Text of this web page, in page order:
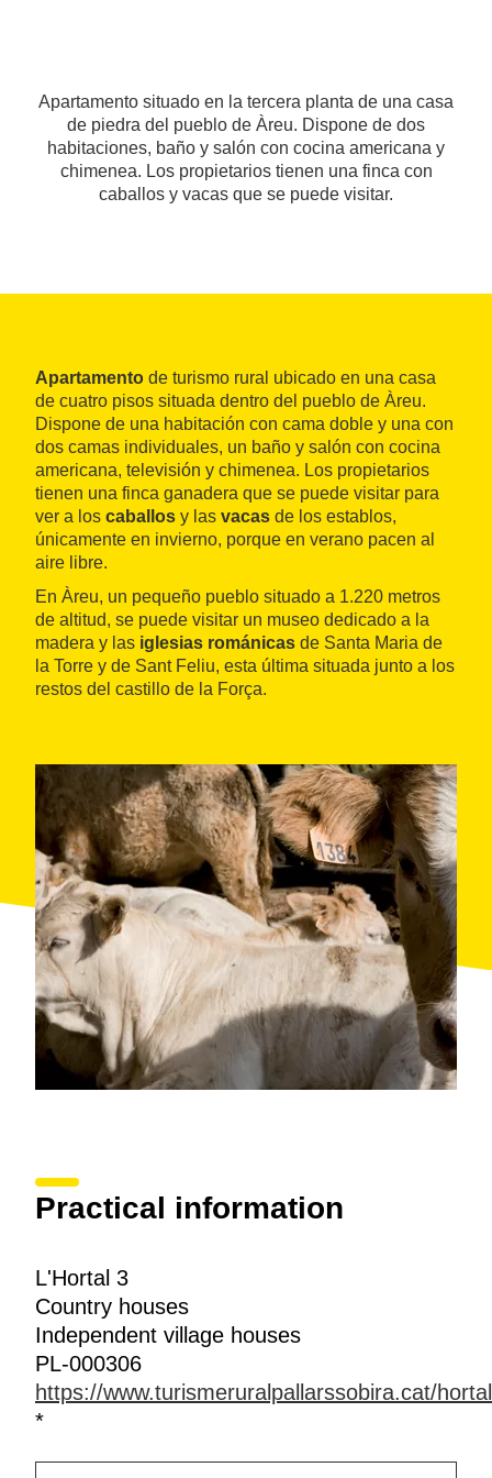
Apartamento situado en la tercera planta de una casa
de piedra del pueblo de Àreu. Dispone de dos
habitaciones, baño y salón con cocina americana y
chimenea. Los propietarios tienen una finca con
caballos y vacas que se puede visitar.
Apartamento de turismo rural ubicado en una casa
de cuatro pisos situada dentro del pueblo de Àreu.
Dispone de una habitación con cama doble y una con
dos camas individuales, un baño y salón con cocina
americana, televisión y chimenea. Los propietarios
tienen una finca ganadera que se puede visitar para
ver a los caballos y las vacas de los establos,
únicamente en invierno, porque en verano pacen al
aire libre.
En Àreu, un pequeño pueblo situado a 1.220 metros
de altitud, se puede visitar un museo dedicado a la
madera y las iglesias románicas de Santa Maria de
la Torre y de Sant Feliu, esta última situada junto a los
restos del castillo de la Força.
Practical information
L'Hortal 3
Country houses
Independent village houses
PL-000306
https://www.turismeruralpallarssobira.cat/
*